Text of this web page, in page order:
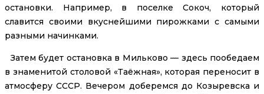
остановки. Например, в поселке Сокоч, который
славится своими вкуснейшими пирожками с самыми
разными начинками.
Затем будет остановка в Мильково — здесь пообедаем
в знаменитой столовой «Таёжная», которая переносит в
атмосферу СССР. Вечером доберемся до Козыревска и